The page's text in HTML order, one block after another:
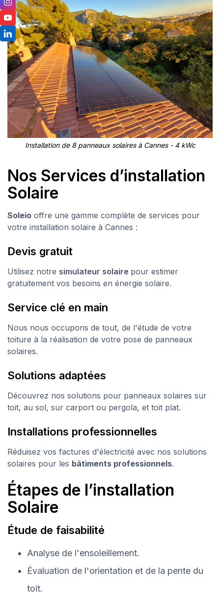
Installation de 8 panneaux solaires à Cannes - 4 kWc
Nos Services d’installation
Solaire
Soleio offre une gamme complète de services pour
votre installation solaire à Cannes :
Devis gratuit
Utilisez notre simulateur solaire pour estimer
gratuitement vos besoins en énergie solaire.
Service clé en main
Nous nous occupons de tout, de l'étude de votre
toiture à la réalisation de votre pose de panneaux
solaires.
Solutions adaptées
Découvrez nos solutions pour panneaux solaires sur
toit, au sol, sur carport ou pergola, et toit plat.
Installations professionnelles
Réduisez vos factures d'électricité avec nos solutions
solaires pour les bâtiments professionnels.
Étapes de l’installation
Solaire
Étude de faisabilité
Analyse de l'ensoleillement.
Évaluation de l'orientation et de la pente du
toit.